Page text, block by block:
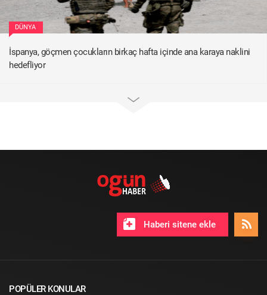
DÜNYA
İspanya, göçmen çocukların birkaç hafta içinde ana karaya naklini
hedefliyor
Haberi sitene ekle
POPÜLER KONULAR